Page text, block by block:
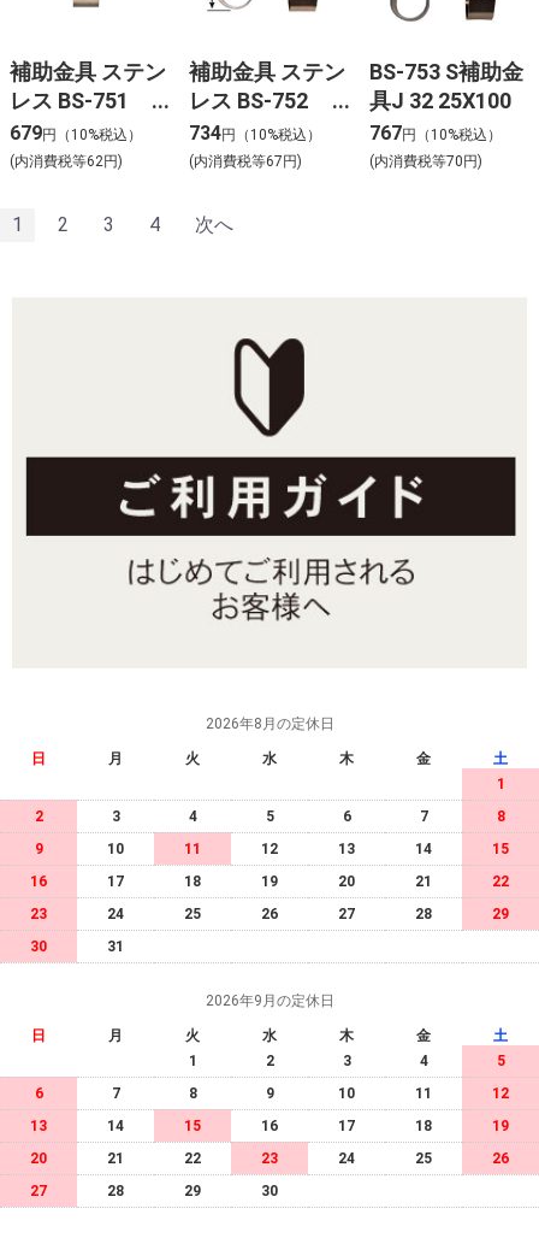
補助金具 ステン
レス BS-751
NO128 25X75
679円（10%税込）
(内消費税等62円)
補助金具 ステン
レス BS-752
NO129 32X75
734円（10%税込）
(内消費税等67円)
BS-753 S補助金
具J 32 25X100
767円（10%税込）
(内消費税等70円)
1 2 3 4 次へ
2026年8月の定休日
日 月 火 水 木 金
土
1
2
3 4 5 6 7
8
9
10 11 12 13 14
15
16
17 18 19 20 21
22
23
24 25 26 27 28
29
30
31
2026年9月の定休日
日 月 火 水 木 金
土
1
2 3 4
5
6
7 8 9 10 11
12
13
14 15 16 17 18
19
20
21 22 23 24 25
26
27
28 29 30